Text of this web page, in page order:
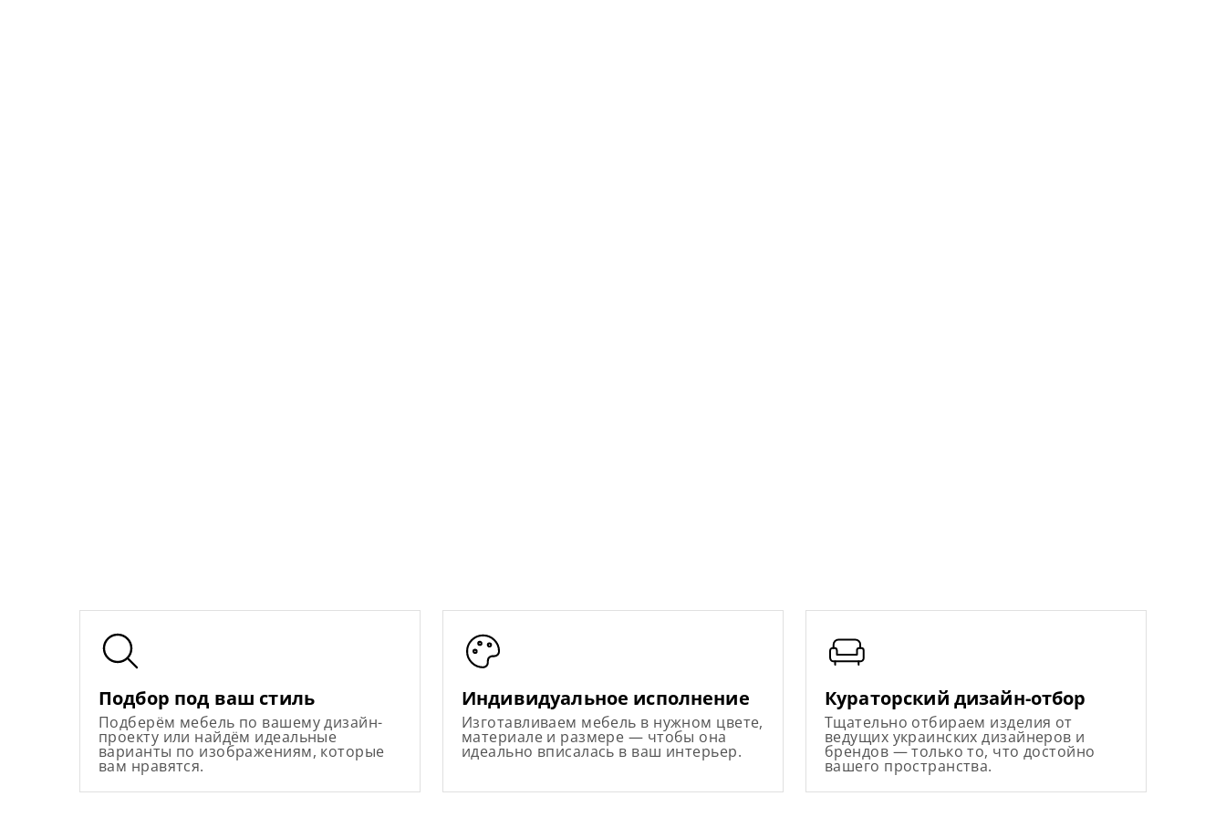
Подбор под ваш стиль
Подберём мебель по вашему дизайн-
проекту или найдём идеальные
варианты по изображениям, которые
вам нравятся.
Индивидуальное исполнение
Изготавливаем мебель в нужном цвете,
материале и размере — чтобы она
идеально вписалась в ваш интерьер.
Кураторский дизайн-отбор
Тщательно отбираем изделия от
ведущих украинских дизайнеров и
брендов — только то, что достойно
вашего пространства.